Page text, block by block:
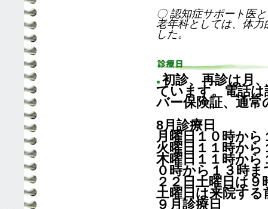
〇 認知症サポート医
老年科としては、体
した。
● 初診、再診は月
ています。電話
バー保険証、通常
8月診療日
月曜日１０時から
火曜日１１時から
木曜日１１時から
０時から１３時ま
２２日土曜日は
土曜日は来院す
９月診療日